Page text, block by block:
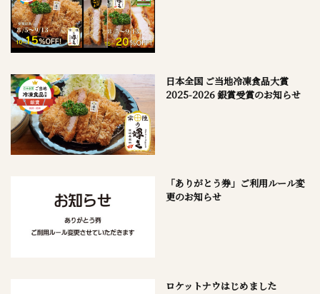
日本全国 ご当地冷凍食品大賞
2025-2026 銀賞受賞のお知らせ
「ありがとう券」ご利用ルール変
更のお知らせ
ロケットナウはじめました